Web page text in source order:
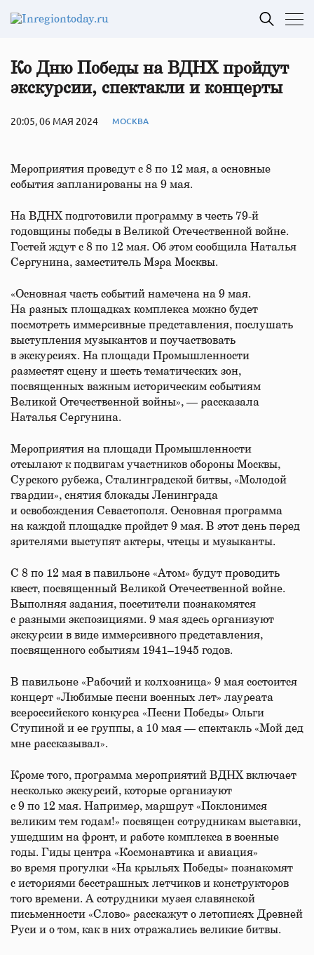
Ко Дню Победы на ВДНХ пройдут
экскурсии, спектакли и концерты
20:05, 06 МАЯ 2024 МОСКВА
Мероприятия проведут с 8 по 12 мая, а основные
события запланированы на 9 мая.
На ВДНХ подготовили программу в честь 79-й
годовщины победы в Великой Отечественной войне.
Гостей ждут с 8 по 12 мая. Об этом сообщила Наталья
Сергунина, заместитель Мэра Москвы.
«Основная часть событий намечена на 9 мая.
На разных площадках комплекса можно будет
посмотреть иммерсивные представления, послушать
выступления музыкантов и поучаствовать
в экскурсиях. На площади Промышленности
разместят сцену и шесть тематических зон,
посвященных важным историческим событиям
Великой Отечественной войны», — рассказала
Наталья Сергунина.
Мероприятия на площади Промышленности
отсылают к подвигам участников обороны Москвы,
Сурского рубежа, Сталинградской битвы, «Молодой
гвардии», снятия блокады Ленинграда
и освобождения Севастополя. Основная программа
на каждой площадке пройдет 9 мая. В этот день перед
зрителями выступят актеры, чтецы и музыканты.
С 8 по 12 мая в павильоне «Атом» будут проводить
квест, посвященный Великой Отечественной войне.
Выполняя задания, посетители познакомятся
с разными экспозициями. 9 мая здесь организуют
экскурсии в виде иммерсивного представления,
посвященного событиям 1941–1945 годов.
В павильоне «Рабочий и колхозница» 9 мая состоится
концерт «Любимые песни военных лет» лауреата
всероссийского конкурса «Песни Победы» Ольги
Ступиной и ее группы, а 10 мая — спектакль «Мой дед
мне рассказывал».
Кроме того, программа мероприятий ВДНХ включает
несколько экскурсий, которые организуют
с 9 по 12 мая. Например, маршрут «Поклонимся
великим тем годам!» посвящен сотрудникам выставки,
ушедшим на фронт, и работе комплекса в военные
годы. Гиды центра «Космонавтика и авиация»
во время прогулки «На крыльях Победы» познакомят
с историями бесстрашных летчиков и конструкторов
того времени. А сотрудники музея славянской
письменности «Слово» расскажут о летописях Древней
Руси и о том, как в них отражались великие битвы.